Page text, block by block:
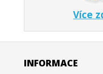
Více
INFORMACE